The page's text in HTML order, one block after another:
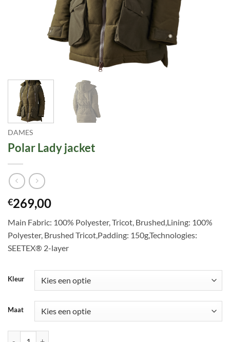
DAMES
Polar Lady jacket
€269,00
Main Fabric: 100% Polyester, Tricot, Brushed,Lining: 100%
Polyester, Brushed Tricot,Padding: 150g,Technologies:
SEETEX® 2-layer
Kleur
Maat